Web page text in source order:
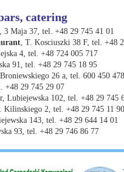
catering
3 Maja 37, tel. +48 29 745 41 01
, T. Kosciuszki 38 F, tel. +48
4, tel. +48 724 005 717
91, tel. +48 29 745 18 95
26 a, tel. 600 450
+48 29 745 29 07
Lubiejewska 102, tel. +48 29 745
Kilinskiego 2, tel. +48 29 745 11 90
143, tel. +48 29 644 14 01
93, tel. +48 29 746 86 77